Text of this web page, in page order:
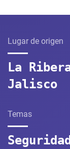
Lugar de origen
La
Jalisco
Temas